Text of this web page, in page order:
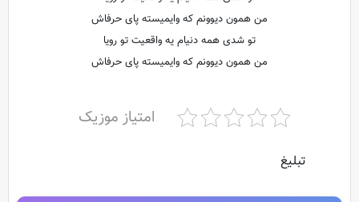
من همون دیوونم که وایمیسته پای حرفاش
تو شدی همه دنیام یه واقعیت تو رویا
من همون دیوونم که وایمیسته پای حرفاش
امتیاز موزیک
تبلیغ